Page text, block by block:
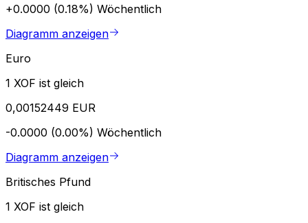
+0.0000 (0.18%) Wöchentlich
Diagramm anzeigen
Euro
1 XOF ist gleich
0,00152449 EUR
-0.0000 (0.00%) Wöchentlich
Diagramm anzeigen
Britisches Pfund
1 XOF ist gleich